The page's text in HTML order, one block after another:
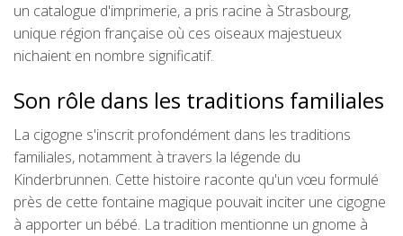
un catalogue d'imprimerie, a pris racine à Strasbourg,
unique région française où ces oiseaux majestueux
nichaient en nombre significatif.
Son rôle dans les traditions familiales
La cigogne s'inscrit profondément dans les traditions
familiales, notamment à travers la légende du
Kinderbrunnen. Cette histoire raconte qu'un vœu formulé
près de cette fontaine magique pouvait inciter une cigogne
à apporter un bébé. La tradition mentionne un gnome à